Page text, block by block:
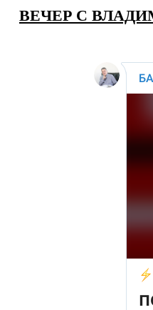
ВЕЧЕР С